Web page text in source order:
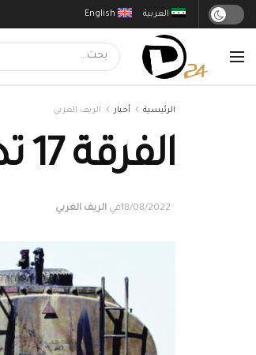
English العربية
الرئيسية أخبار الريف الغربي
الفرقة 17 تدخل مجال تهريب النفط بديرالزور
18/08/2022 في الريف الغربي